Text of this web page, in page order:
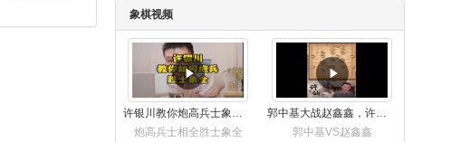
象棋视频
许银川教你炮高兵士象全如何赢士象全，简单四步即可
炮高兵士相全胜士象全
郭中基大战赵鑫鑫，许银川激情讲解
郭中基VS赵鑫鑫